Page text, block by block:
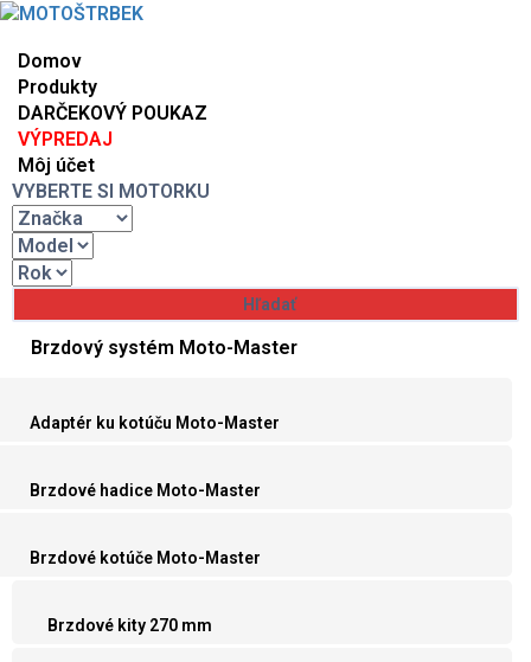
Domov
Produkty
DARČEKOVÝ POUKAZ
VÝPREDAJ
Môj účet
VYBERTE SI MOTORKU
Brzdový systém Moto-Master
Adaptér ku kotúču Moto-Master
Brzdové hadice Moto-Master
Brzdové kotúče Moto-Master
Brzdové kity 270 mm